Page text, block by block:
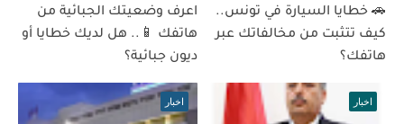
🚗 خطايا السيارة في تونس..
كيف تتثبت من مخالفاتك عبر
هاتفك؟
اعرف وضعيتك الجبائية من
هاتفك 📱.. هل لديك خطايا أو
ديون جبائية؟
اخبار اخبار